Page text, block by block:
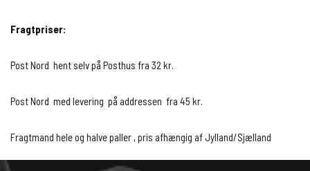
Fragtpriser:
Post Nord hent selv på Posthus fra 32 kr.
Post Nord med levering på addressen fra 45 kr.
Fragtmand hele og halve paller , pris afhængig af Jylland/Sjælland